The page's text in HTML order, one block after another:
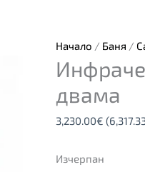
Начало / Баня /
двама
3,230.00€
Изчерпан